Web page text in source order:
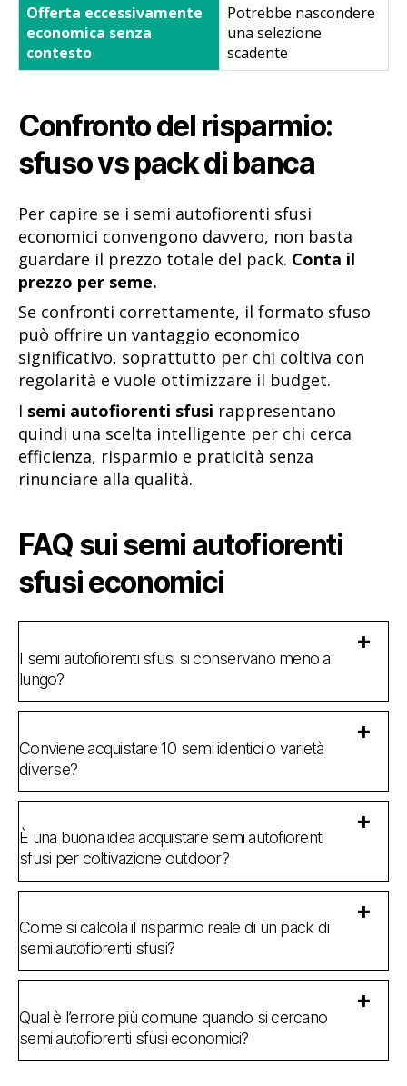
Offerta eccessivamente
economica senza
contesto
Potrebbe nascondere
una selezione
scadente
Confronto del risparmio:
sfuso vs pack di banca
Per capire se i semi autofiorenti sfusi
economici convengono davvero, non basta
guardare il prezzo totale del pack. Conta il
prezzo per seme.
Se confronti correttamente, il formato sfuso
può offrire un vantaggio economico
significativo, soprattutto per chi coltiva con
regolarità e vuole ottimizzare il budget.
I semi autofiorenti sfusi rappresentano
quindi una scelta intelligente per chi cerca
efficienza, risparmio e praticità senza
rinunciare alla qualità.
FAQ sui semi autofiorenti
sfusi economici
I semi autofiorenti sfusi si conservano meno a
lungo?
Conviene acquistare 10 semi identici o varietà
diverse?
È una buona idea acquistare semi autofiorenti
sfusi per coltivazione outdoor?
Come si calcola il risparmio reale di un pack di
semi autofiorenti sfusi?
Qual è l’errore più comune quando si cercano
semi autofiorenti sfusi economici?